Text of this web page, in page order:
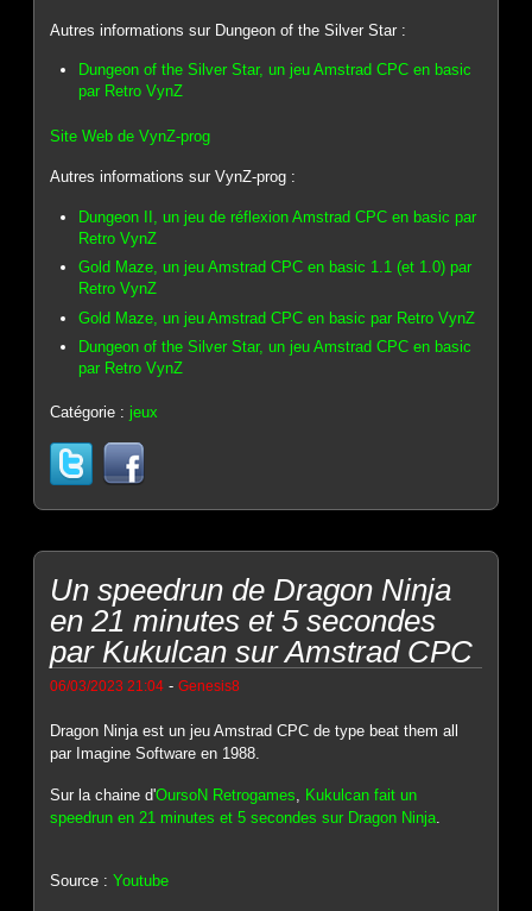
Autres informations sur Dungeon of the Silver Star :
Dungeon of the Silver Star, un jeu Amstrad CPC en basic
par Retro VynZ
Site Web de VynZ-prog
Autres informations sur VynZ-prog :
Dungeon II, un jeu de réflexion Amstrad CPC en basic par
Retro VynZ
Gold Maze, un jeu Amstrad CPC en basic 1.1 (et 1.0) par
Retro VynZ
Gold Maze, un jeu Amstrad CPC en basic par Retro VynZ
Dungeon of the Silver Star, un jeu Amstrad CPC en basic
par Retro VynZ
Catégorie :jeux
Un speedrun de Dragon Ninja
en 21 minutes et 5 secondes
par Kukulcan sur Amstrad CPC
06/03/2023 21:04 -Genesis8
Dragon Ninja est un jeu Amstrad CPC de type beat them all
par Imagine Software en 1988.
Sur la chaine d'OursoN Retrogames
Kukulcan fait un
speedrun en 21 minutes et 5 secondes sur Dragon Ninja
Source :Youtube